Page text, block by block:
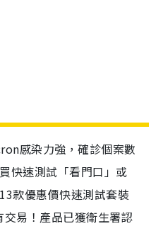
感染力強，確診個案數
快速測試「看門口」或
款優惠價快速測試套裝
易！產品已獲衛生署認